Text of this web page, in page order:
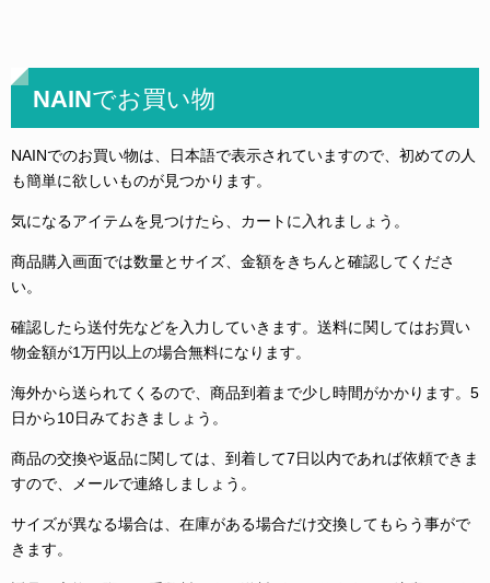
NAINでお買い物
NAINでのお買い物は、日本語で表示されていますので、初めての人
も簡単に欲しいものが見つかります。
気になるアイテムを見つけたら、カートに入れましょう。
商品購入画面では数量とサイズ、金額をきちんと確認してくださ
い。
確認したら送付先などを入力していきます。送料に関してはお買い
物金額が1万円以上の場合無料になります。
海外から送られてくるので、商品到着まで少し時間がかかります。5
日から10日みておきましょう。
商品の交換や返品に関しては、到着して7日以内であれば依頼できま
すので、メールで連絡しましょう。
サイズが異なる場合は、在庫がある場合だけ交換してもらう事がで
きます。